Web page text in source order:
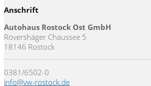
Anschrift
Autohaus Rostock Ost GmbH
Rövershäger Chaussee 5
18146 Rostock
0381/6502-0
info@vw-rostock.de